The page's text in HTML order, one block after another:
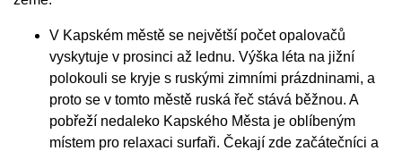
V Kapském městě se největší počet opalovačů
vyskytuje v prosinci až lednu. Výška léta na jižní
polokouli se kryje s ruskými zimními prázdninami, a
proto se v tomto městě ruská řeč stává běžnou. A
pobřeží nedaleko Kapského Města je oblíbeným
místem pro relaxaci surfaři. Čekají zde začátečníci a